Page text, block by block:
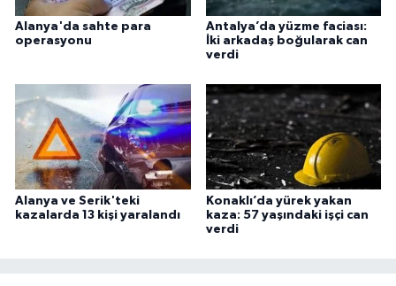
Alanya'da sahte para
operasyonu
Antalya’da yüzme faciası:
İki arkadaş boğularak can
verdi
Alanya ve Serik'teki
kazalarda 13 kişi yaralandı
Konaklı’da yürek yakan
kaza: 57 yaşındaki işçi can
verdi